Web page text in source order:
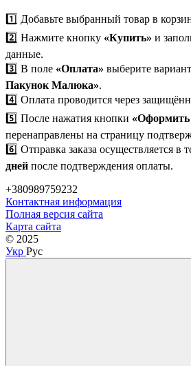
1️⃣ Добавьте выбранный товар в
2️⃣ Нажмите кнопку «Купить» и
данные.
3️⃣ В поле «Оплата» выберите вариант
Пакунок Малюка».
4️⃣ Оплата проводится через
5️⃣ После нажатия кнопки «Оформить
перенаправлены на страницу
6️⃣ Отправка заказа осуществляется в
дней после подтверждения оплаты.
+380989759232
Контактная информация
Полная версия сайта
Карта сайта
© 2025
Укр Рус